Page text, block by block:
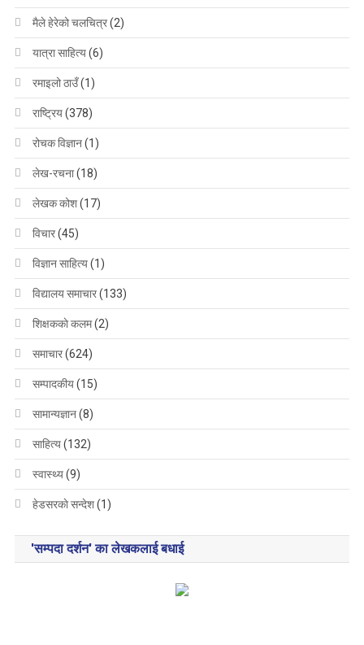
मैले हेरेको चलचित्र(2)
यात्रा साहित्य(6)
रमाइलो ठाउँ(1)
राष्ट्रिय(378)
रोचक विज्ञान(1)
लेख-रचना(18)
लेखक कोश(17)
विचार(45)
विज्ञान साहित्य(1)
विद्यालय समाचार(133)
शिक्षककाे कलम(2)
समाचार(624)
सम्पादकीय(15)
सामान्यज्ञान(8)
साहित्य(132)
स्वास्थ्य(9)
हेडसरकाे सन्देश(1)
'सम्पदा दर्शन' का लेखकलाई बधाई